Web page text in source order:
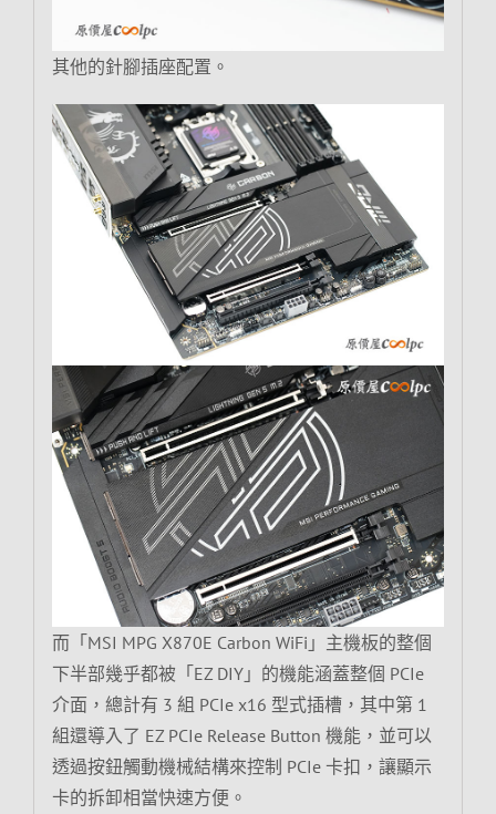
其他的針腳插座配置。
而「MSI MPG X870E Carbon WiFi」主機板的整個
下半部幾乎都被「EZ DIY」的機能涵蓋整個 PCIe
介面，總計有 3 組 PCIe x16 型式插槽，其中第 1
組還導入了 EZ PCIe Release Button 機能，並可以
透過按鈕觸動機械結構來控制 PCIe 卡扣，讓顯示
卡的拆卸相當快速方便。